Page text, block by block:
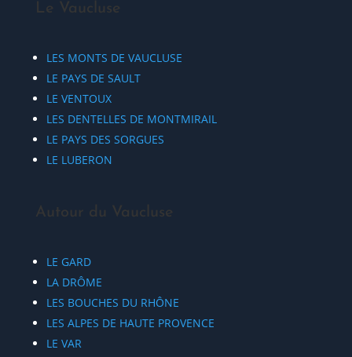
Le Vaucluse
LES MONTS DE VAUCLUSE
LE PAYS DE SAULT
LE VENTOUX
LES DENTELLES DE MONTMIRAIL
LE PAYS DES SORGUES
LE LUBERON
Autour du Vaucluse
LE GARD
LA DRÔME
LES BOUCHES DU RHÔNE
LES ALPES DE HAUTE PROVENCE
LE VAR